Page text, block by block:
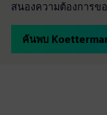
สนองความต้องการข
ค้นพบ